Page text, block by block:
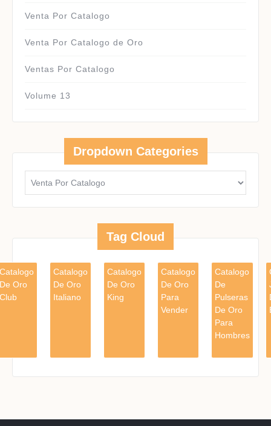
Venta Por Catalogo
Venta Por Catalogo de Oro
Ventas Por Catalogo
Volume 13
Dropdown Categories
Tag Cloud
Catalogo
De Oro
Club
Catalogo
De Oro
Italiano
Catalogo
De Oro
King
Catalogo
De Oro
Para
Vender
Catalogo
De
Pulseras
De Oro
Para
Hombres